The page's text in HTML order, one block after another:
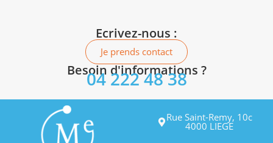
Ecrivez-nous :
Je prends contact
Besoin d'informations ?
04 222 48 38
Rue Saint-Remy, 10c
4000 LIEGE